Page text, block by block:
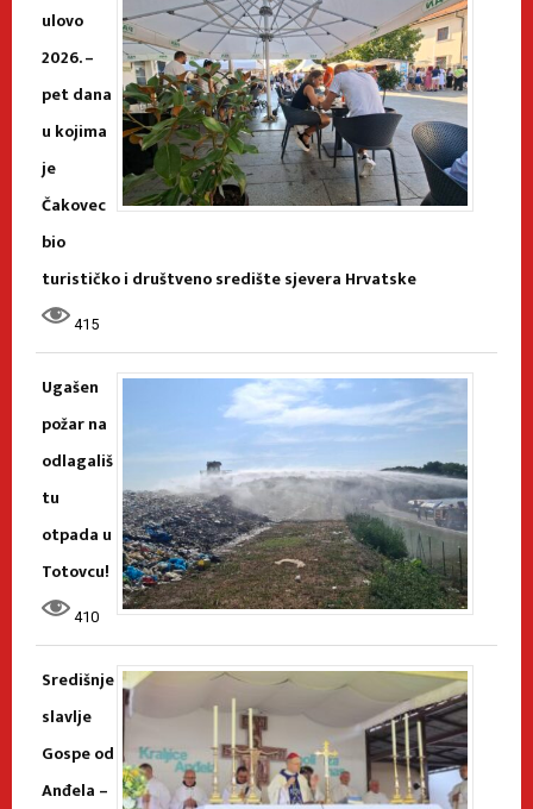
ulovo
2026. –
pet dana
u kojima
je
Čakovec
bio
turističko i društveno središte sjevera Hrvatske
415
Ugašen
požar na
odlagališ
tu
otpada u
Totovcu!
410
Središnje
slavlje
Gospe od
Anđela –